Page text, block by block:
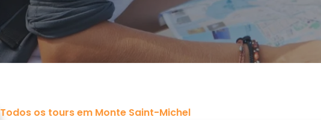
Todos os tours em Monte Saint-Michel